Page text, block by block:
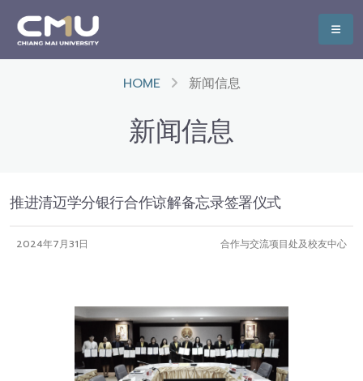
HOME 新闻信息
新闻信息
推进清迈学分银行合作谅解备忘录签署仪式
2024年7月31日 合作与交流项目处及校友中心